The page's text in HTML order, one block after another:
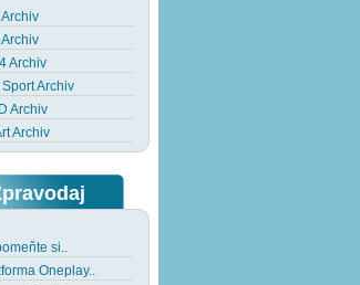
Archiv
Archiv
Archiv
Archiv
si..
Oneplay..